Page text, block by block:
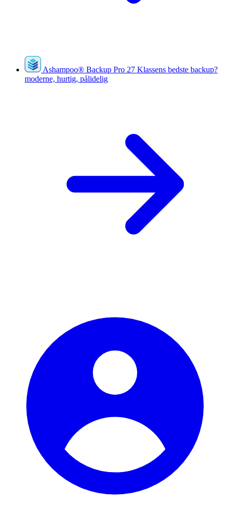
Ashampoo® Backup Pro 27 Klassens bedste backup?
moderne, hurtig, pålidelig